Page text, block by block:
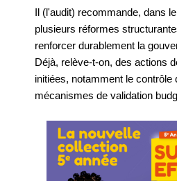
Il (l'audit) recommande, dans
plusieurs réformes
renforcer durablement la
Déjà, relève-t-on, des actions
initiées, notamment le contrôle
mécanismes de validation